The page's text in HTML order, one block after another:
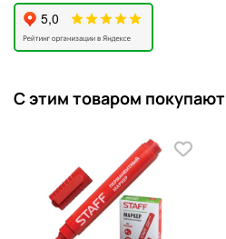
С этим товаром покупают